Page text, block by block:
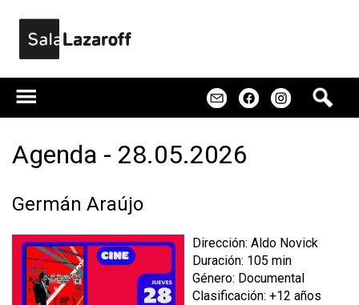
Agenda - 28.05.2026
Germán Araújo
Dirección: Aldo Novick
Duración: 105 min
Género: Documental
Clasificación: +12 años
s